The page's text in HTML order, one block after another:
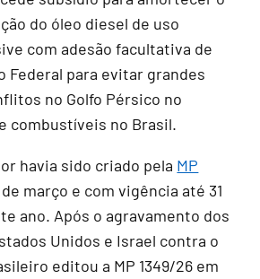
do óleo diesel de uso
com adesão facultativa de
Federal para evitar grandes
no Golfo Pérsico no
combustíveis no Brasil.
havia sido criado pela MP
março e com vigência até 31
ano. Após o agravamento dos
Unidos e Israel contra o
editou a MP 1349/26 em